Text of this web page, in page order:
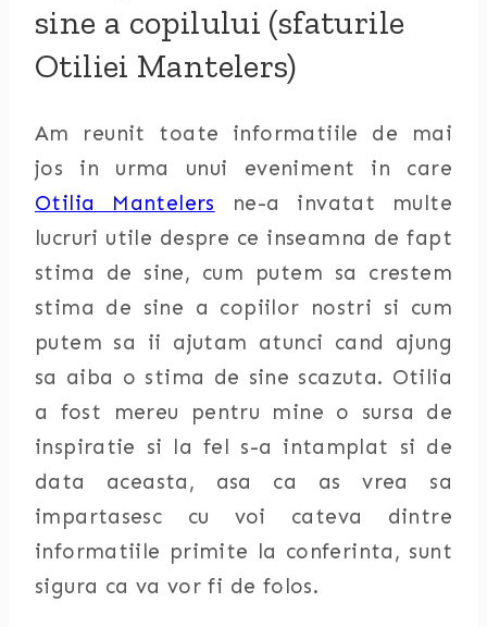
sine a copilului (sfaturile
Otiliei Mantelers)
Am reunit toate informatiile de mai
jos in urma unui eveniment in care
Otilia Mantelers ne-a invatat multe
lucruri utile despre ce inseamna de fapt
stima de sine, cum putem sa crestem
stima de sine a copiilor nostri si cum
putem sa ii ajutam atunci cand ajung
sa aiba o stima de sine scazuta. Otilia
a fost mereu pentru mine o sursa de
inspiratie si la fel s-a intamplat si de
data aceasta, asa ca as vrea sa
impartasesc cu voi cateva dintre
informatiile primite la conferinta, sunt
sigura ca va vor fi de folos.